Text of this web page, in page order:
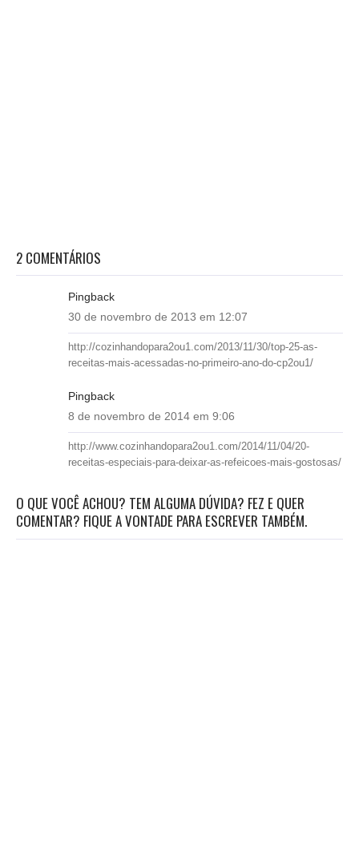
2 COMENTÁRIOS
Pingback
30 de novembro de 2013 em 12:07
http://cozinhandopara2ou1.com/2013/11/30/top-25-as-
receitas-mais-acessadas-no-primeiro-ano-do-cp2ou1/
Pingback
8 de novembro de 2014 em 9:06
http://www.cozinhandopara2ou1.com/2014/11/04/20-
receitas-especiais-para-deixar-as-refeicoes-mais-gostosas/
O QUE VOCÊ ACHOU? TEM ALGUMA DÚVIDA? FEZ E QUER
COMENTAR? FIQUE A VONTADE PARA ESCREVER TAMBÉM.